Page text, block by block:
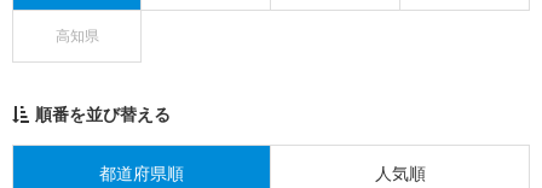
高知県
順番を並び替える
都道府県順 人気順